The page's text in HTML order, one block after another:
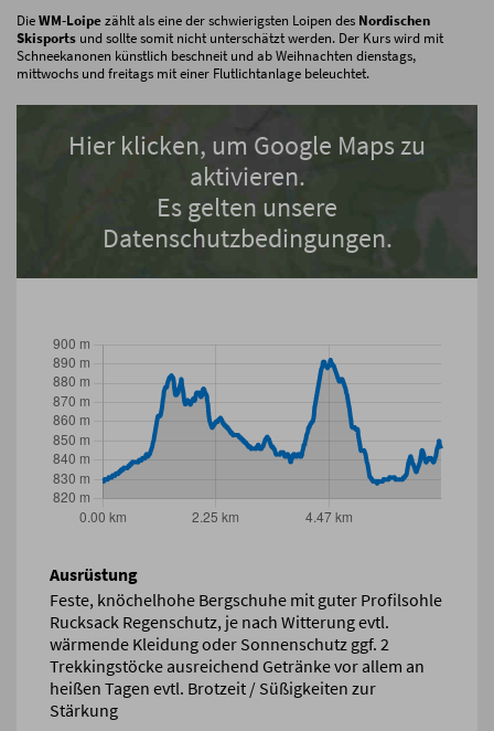
DieWM-Loipezählt als eine der schwierigsten Loipen des Nordischen
Skisports und sollte somit nicht unterschätzt werden. Der Kurs wird mit
Schneekanonen künstlich beschneit und ab Weihnachten dienstags,
mittwochs und freitags mit einer Flutlichtanlage beleuchtet.
Hier klicken, um Google Maps zu
aktivieren.
Es gelten unsere
Datenschutzbedingungen.
Ausrüstung
Feste, knöchelhohe Bergschuhe mit guter Profilsohle
Rucksack Regenschutz, je nach Witterung evtl.
wärmende Kleidung oder Sonnenschutz ggf. 2
Trekkingstöcke ausreichend Getränke vor allem an
heißen Tagen evtl. Brotzeit / Süßigkeiten zur
Stärkung